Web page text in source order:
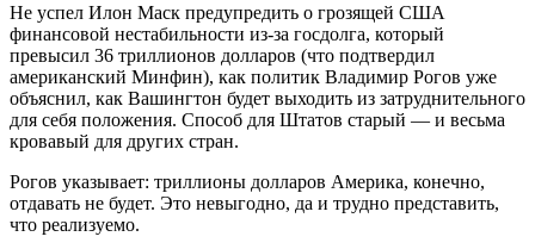
Не успел Илон Маск предупредить о грозящей США
финансовой нестабильности из-за госдолга, который
превысил 36 триллионов долларов (что подтвердил
американский Минфин), как политик Владимир Рогов уже
объяснил, как Вашингтон будет выходить из затруднительного
для себя положения. Способ для Штатов старый — и весьма
кровавый для других стран.
Рогов указывает: триллионы долларов Америка, конечно,
отдавать не будет. Это невыгодно, да и трудно представить,
что реализуемо.